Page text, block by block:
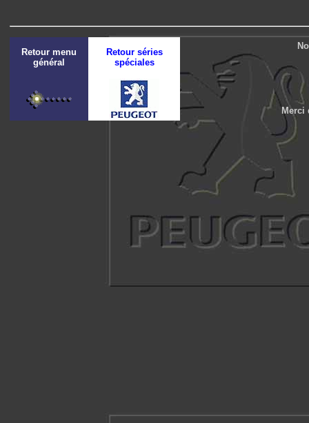
Retour menu
général
Retour séries
spéciales
Merci